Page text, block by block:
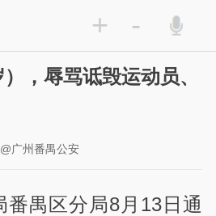
+ -
，辱骂诋毁运动员、
广州番禺公安
禺区分局8月13日通